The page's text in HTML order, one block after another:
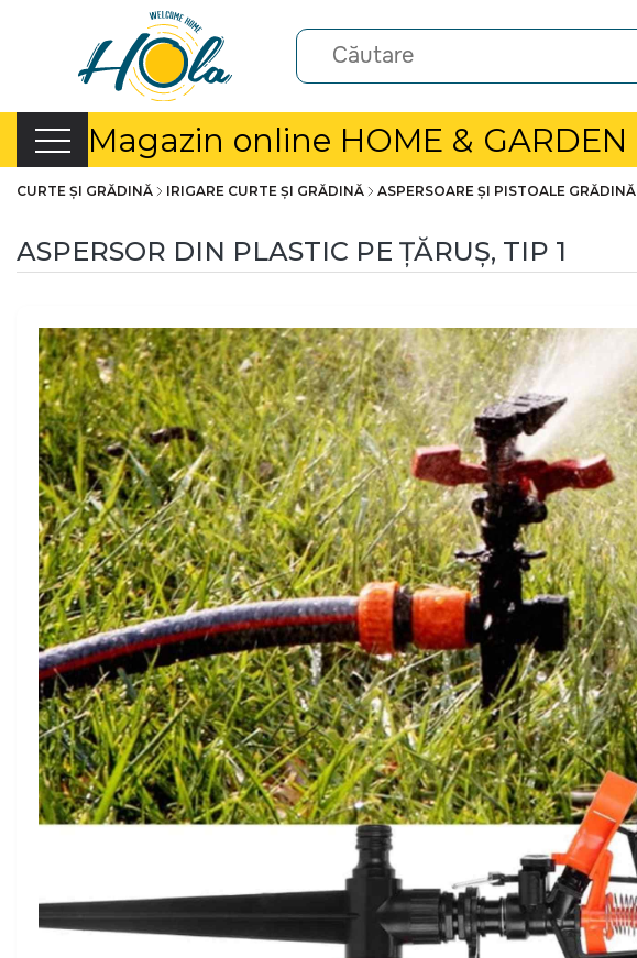
Magazin online HOME & GARDEN
CURTE ȘI GRĂDINĂ IRIGARE CURTE ȘI GRĂDINĂ ASPERSOARE ȘI PISTOALE GRĂDINĂ
ASPERSOR DIN PLASTIC PE ŢĂRUŞ, TIP 1